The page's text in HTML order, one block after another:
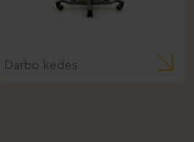
Darbo kėdės